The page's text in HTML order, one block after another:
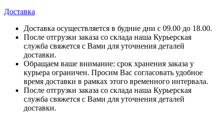
Доставка
Доставка осуществляется в будние дни с 09.00 до 18.00.
После отгрузки заказа со склада наша Курьерская
служба свяжется с Вами для уточнения деталей
доставки.
Обращаем ваше внимание: срок хранения заказа у
курьера ограничен. Просим Вас согласовать удобное
время доставки в рамках этого временного интервала.
После отгрузки заказа со склада наша Курьерская
служба свяжется с Вами для уточнения деталей
доставки.